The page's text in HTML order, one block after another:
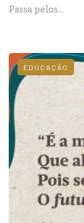
Passa pelos…
EDUCAÇÃO